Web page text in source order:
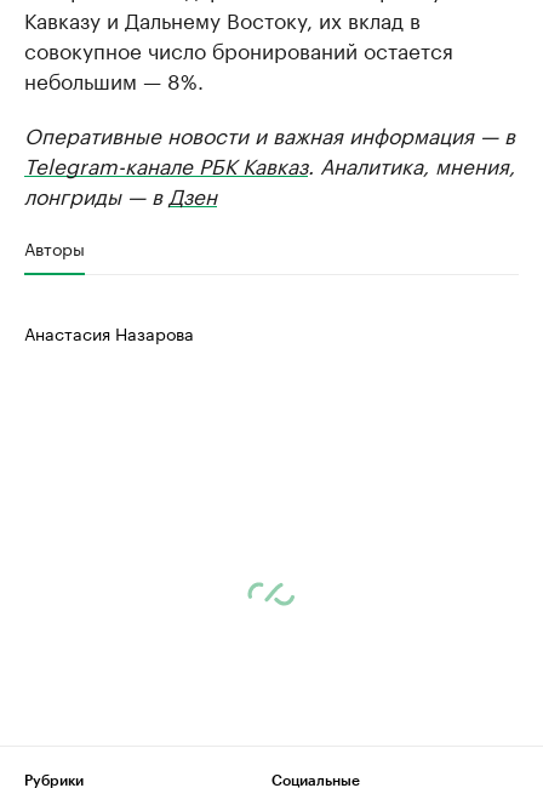
Кавказу и Дальнему Востоку, их вклад в
совокупное число бронирований остается
небольшим — 8%.
Оперативные новости и важная информация — в
Telegram-канале РБК Кавказ. Аналитика, мнения,
лонгриды — в Дзен
Авторы
Анастасия Назарова
Рубрики
Социальные